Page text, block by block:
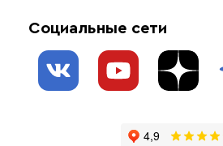
Взрывозащищенное оборудование
Системы защиты от протечки
Обогрев резервуаров
Обогрев трубопроводов
Блог
Социальные сети